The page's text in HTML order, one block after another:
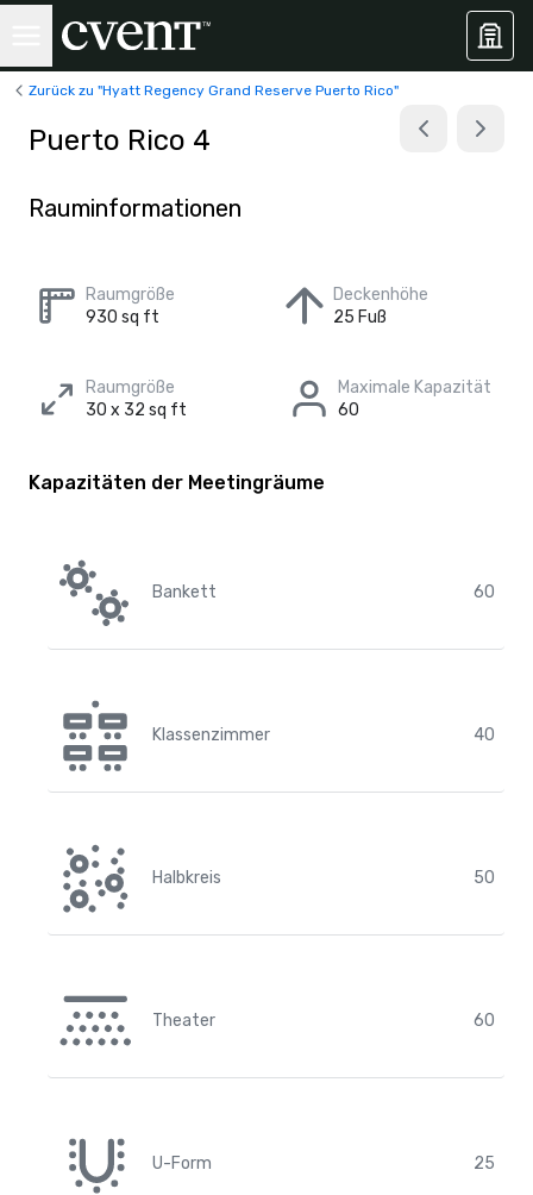
Zurück zu "Hyatt Regency Grand Reserve Puerto Rico"
Puerto Rico 4
Rauminformationen
Raumgröße
930 sq ft
Deckenhöhe
25 Fuß
Raumgröße
30 x 32 sq ft
Maximale Kapazität
60
Kapazitäten der Meetingräume
Bankett 60
Klassenzimmer 40
Halbkreis 50
Theater 60
U-Form 25